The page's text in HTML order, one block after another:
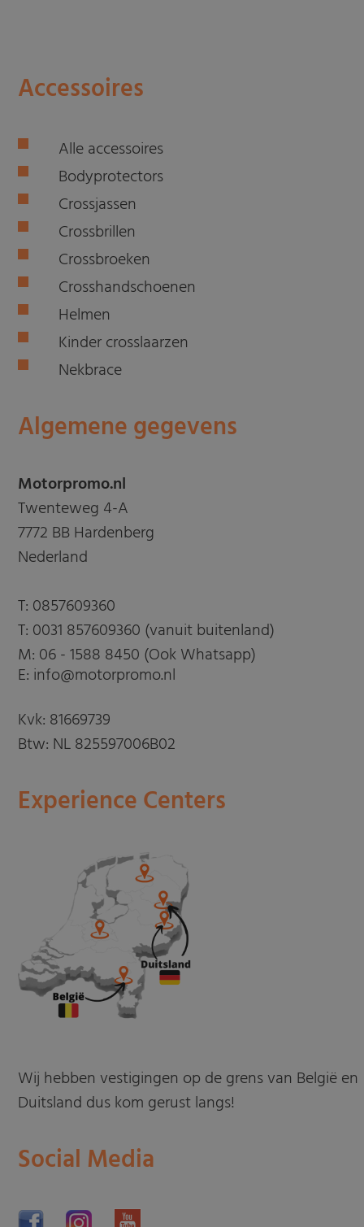
Accessoires
Alle accessoires
Bodyprotectors
Crossjassen
Crossbrillen
Crossbroeken
Crosshandschoenen
Helmen
Kinder crosslaarzen
Nekbrace
Algemene gegevens
Motorpromo.nl
Twenteweg 4-A
7772 BB Hardenberg
Nederland
T: 0857609360
T: 0031 857609360 (vanuit buitenland)
M: 06 - 1588 8450 (Ook Whatsapp)
E: info@motorpromo.nl
Kvk: 81669739
Btw: NL 825597006B02
Experience Centers
Wij hebben vestigingen op de grens van België en
Duitsland dus kom gerust langs!
Social Media